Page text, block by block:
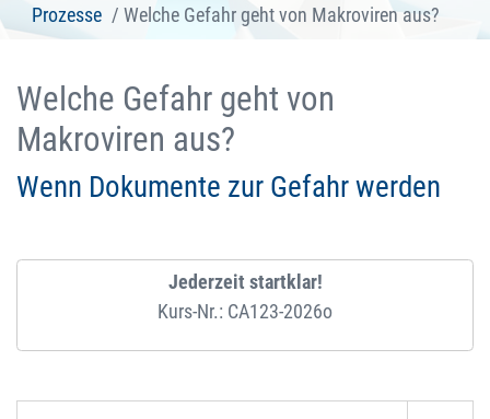
Prozesse
Welche Gefahr geht von Makroviren aus?
Welche Gefahr geht von
Makroviren aus?
Wenn Dokumente zur Gefahr werden
Jederzeit startklar!
Kurs-Nr.: CA123-2026o